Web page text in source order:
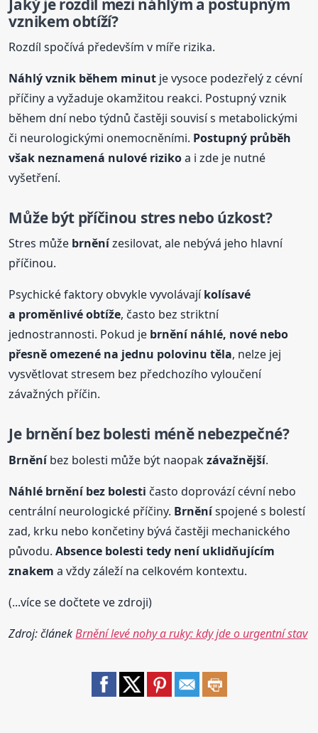
Jaký je rozdíl mezi náhlým a postupným
vznikem obtíží?
Rozdíl spočívá především v míře rizika.
Náhlý vznik během minut je vysoce podezřelý z cévní
příčiny a vyžaduje okamžitou reakci. Postupný vznik
během dní nebo týdnů častěji souvisí s metabolickými
či neurologickými onemocněními. Postupný průběh
však neznamená nulové rizikoa i zde je nutné
vyšetření.
Může být příčinou stres nebo úzkost?
Stres může brněnízesilovat, ale nebývá jeho hlavní
příčinou.
Psychické faktory obvykle vyvolávajíkolísavé
a proměnlivé obtíže, často bez striktní
jednostrannosti. Pokud je brnění náhlé, nové nebo
přesně omezené na jednu polovinu těla, nelze jej
vysvětlovat stresem bez předchozího vyloučení
závažných příčin.
Je brněníbez bolesti méně nebezpečné?
Brněníbez bolesti může být naopakzávažnější.
Náhlé brněníbez bolesti často doprovází cévní nebo
centrální neurologické příčiny. Brněníspojené s bolestí
zad, krku nebo končetiny bývá častěji mechanického
původu.Absence bolesti tedy není uklidňujícím
znakem a vždy záleží na celkovém kontextu.
(...více se dočtete ve zdroji)
Zdroj: článekBrnění levé nohy a ruky: kdy jde o urgentní stav